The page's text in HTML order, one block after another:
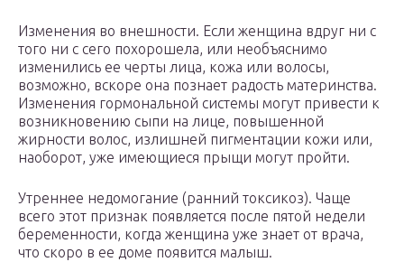
Изменения во внешности. Если женщина вдруг ни с
того ни с сего похорошела, или необъяснимо
изменились ее черты лица, кожа или волосы,
возможно, вскоре она познает радость материнства.
Изменения гормональной системы могут привести к
возникновению сыпи на лице, повышенной
жирности волос, излишней пигментации кожи или,
наоборот, уже имеющиеся прыщи могут пройти.
Утреннее недомогание (ранний токсикоз). Чаще
всего этот признак появляется после пятой недели
беременности, когда женщина уже знает от врача,
что скоро в ее доме появится малыш.